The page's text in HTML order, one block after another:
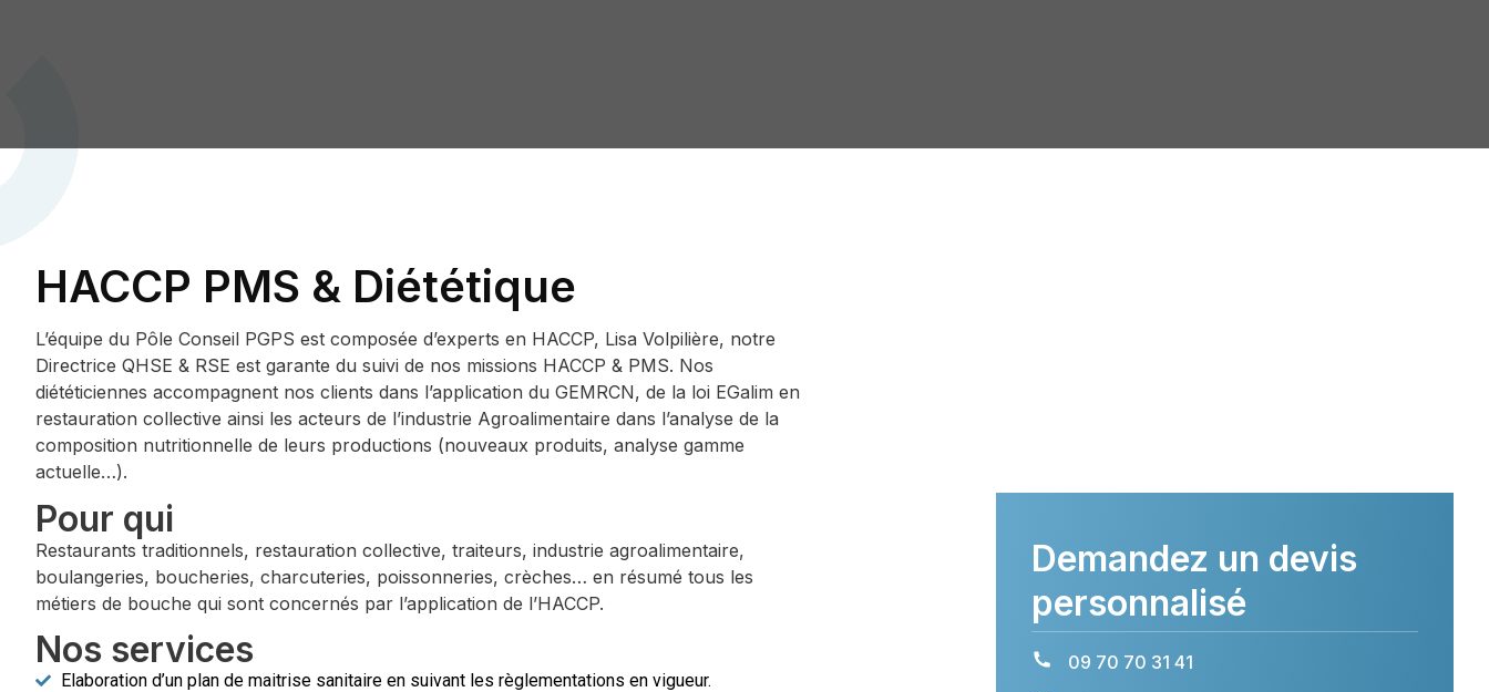
HACCP PMS & Diététique
L’équipe du Pôle Conseil PGPS est composée d’experts en HACCP, Lisa Volpilière, notre
Directrice QHSE & RSE est garante du suivi de nos missions HACCP & PMS. Nos
diététiciennes accompagnent nos clients dans l’application du GEMRCN, de la loi EGalim en
restauration collective ainsi les acteurs de l’industrie Agroalimentaire dans l’analyse de la
composition nutritionnelle de leurs productions (nouveaux produits, analyse gamme
actuelle…).
Pour qui
Restaurants traditionnels, restauration collective, traiteurs, industrie agroalimentaire,
boulangeries, boucheries, charcuteries, poissonneries, crèches… en résumé tous les
métiers de bouche qui sont concernés par l’application de l’HACCP.
Nos services
Elaboration d’un plan de maitrise sanitaire en suivant les règlementations en vigueur.
Demandez un devis
personnalisé
09 70 70 31 41